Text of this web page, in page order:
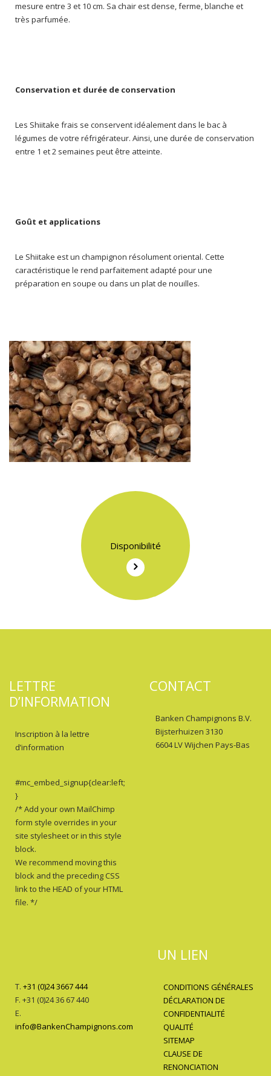
mesure entre 3 et 10 cm. Sa chair est dense, ferme, blanche et
très parfumée.
Conservation et durée de conservation
Les Shiitake frais se conservent idéalement dans le bac à
légumes de votre réfrigérateur. Ainsi, une durée de conservation
entre 1 et 2 semaines peut être atteinte.
Goût et applications
Le Shiitake est un champignon résolument oriental. Cette
caractéristique le rend parfaitement adapté pour une
préparation en soupe ou dans un plat de nouilles.
Disponibilité
LETTRE
D’INFORMATION
Inscription à la lettre
d’information
#mc_embed_signup{clear:left;
}
/* Add your own MailChimp
form style overrides in your
site stylesheet or in this style
block.
We recommend moving this
block and the preceding CSS
link to the HEAD of your HTML
file. */
CONTACT
Banken Champignons B.V.
Bijsterhuizen 3130
6604 LV Wijchen Pays-Bas
T. +31 (0)24 3667 444
F. +31 (0)24 36 67 440
E.
info@BankenChampignons.com
UN LIEN
CONDITIONS GÉNÉRALES
DÉCLARATION DE
CONFIDENTIALITÉ
QUALITÉ
SITEMAP
CLAUSE DE
RENONCIATION